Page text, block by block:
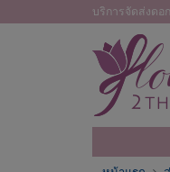
บริการจัดส่งดอ